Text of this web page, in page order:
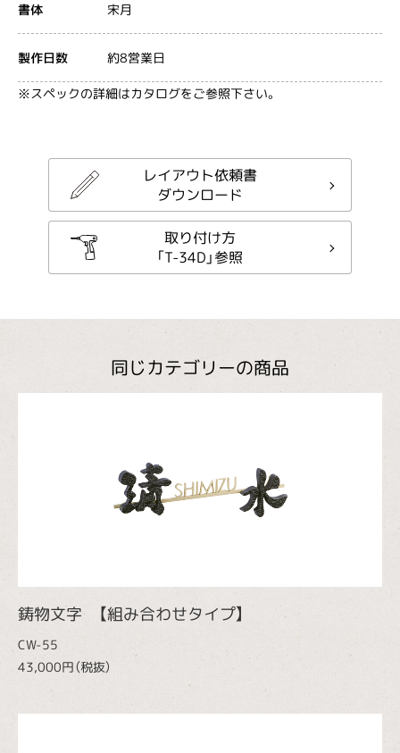
書体 宋月
製作日数 約8営業日
※スペックの詳細はカタログをご参照下さい。
レイアウト依頼書
ダウンロード
取り付け方
「T-34D」参照
同じカテゴリーの商品
鋳物文字 【組み合わせタイプ】
CW-55
43,000円（税抜）